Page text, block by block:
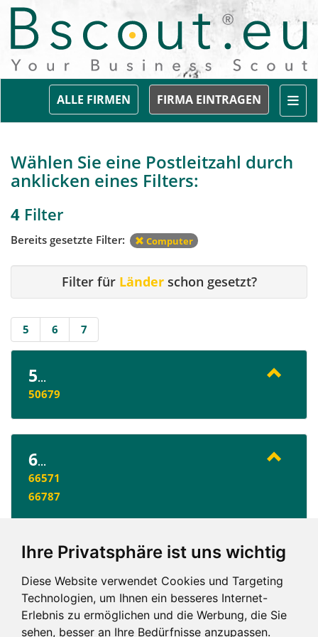
Ihre Privatsphäre ist uns wichtig
Diese Website verwendet Cookies und Targeting
Technologien, um Ihnen ein besseres Internet-
Erlebnis zu ermöglichen und die Werbung, die Sie
sehen, besser an Ihre Bedürfnisse anzupassen.
FIRMA EINTRAGEN
ALLE FIRMEN
Wählen Sie eine Postleitzahl durch
anklicken eines Filters:
4 Filter
Bereits gesetzte Filter: Computer
Filter für Länderschon gesetzt?
5 6 7
5...
50679
6...
66571
66787
7
75433